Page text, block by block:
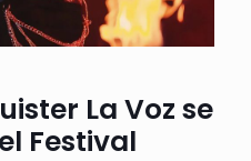
La Voz se
Festival